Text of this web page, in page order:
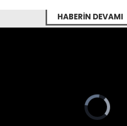
HABERİN DEVAMI